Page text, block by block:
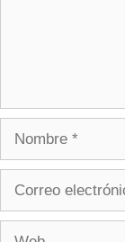
Nombre
Correo
Web